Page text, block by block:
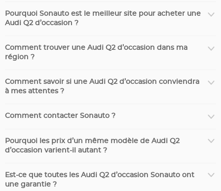
Pourquoi Sonauto est le meilleur site pour acheter une
Audi Q2 d’occasion ?
Comment trouver une Audi Q2 d’occasion dans ma
région ?
Comment savoir si une Audi Q2 d’occasion conviendra
à mes attentes ?
Comment contacter Sonauto ?
Pourquoi les prix d’un même modèle de Audi Q2
d’occasion varient-il autant ?
Est-ce que toutes les Audi Q2 d’occasion Sonauto ont
une garantie ?